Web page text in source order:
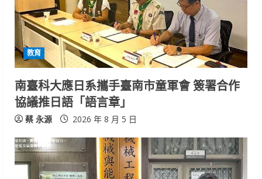
教育
南臺科大應日系攜手臺南市童軍會 簽署合作
協議推日語「語言章」
蔡 永源 2026 年 8 月 5 日